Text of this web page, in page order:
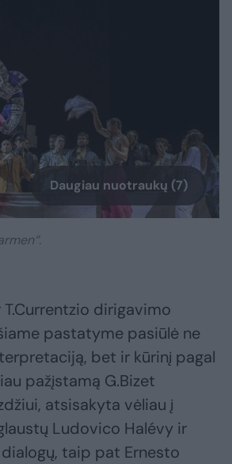
Daugiau nuotraukų (7)
T.Currentzio dirigavimo
pastatyme pasiūlė ne
bet ir kūrinį pagal
pažįstamą G.Bizet
atsisakyta vėliau į
Ludovico Halévy ir
taip pat Ernesto